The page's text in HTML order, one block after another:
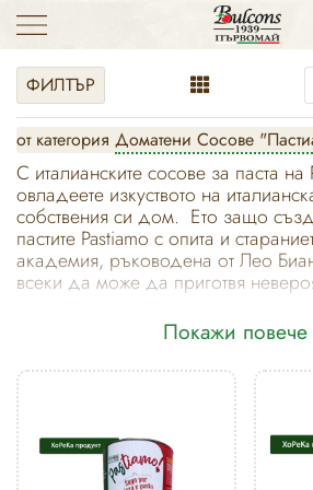
ФИЛТЪР
от категория Доматени Сосове
С италианските сосове за паста
овладеете изкуството на
собствения си дом. Ето защо
пастите Pastiamo с опита и
академия, ръководена от Лео
всеки да може да приготвя
ястие. За марка Pastiamo мотото е
храната ви винаги е по-вкусна,
Покажи повече